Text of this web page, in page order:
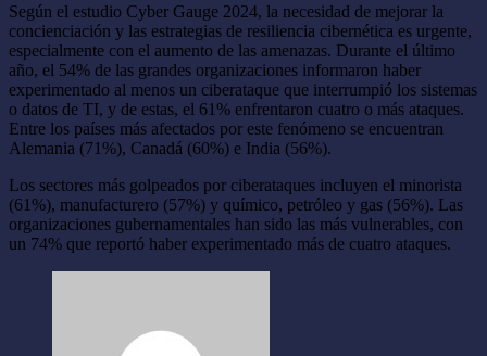
Según el estudio Cyber Gauge 2024, la necesidad de mejorar la
concienciación y las estrategias de resiliencia cibernética es urgente,
especialmente con el aumento de las amenazas. Durante el último
año, el 54% de las grandes organizaciones informaron haber
experimentado al menos un ciberataque que interrumpió los sistemas
o datos de TI, y de estas, el 61% enfrentaron cuatro o más ataques.
Entre los países más afectados por este fenómeno se encuentran
Alemania (71%), Canadá (60%) e India (56%).
Los sectores más golpeados por ciberataques incluyen el minorista
(61%), manufacturero (57%) y químico, petróleo y gas (56%). Las
organizaciones gubernamentales han sido las más vulnerables, con
un 74% que reportó haber experimentado más de cuatro ataques.